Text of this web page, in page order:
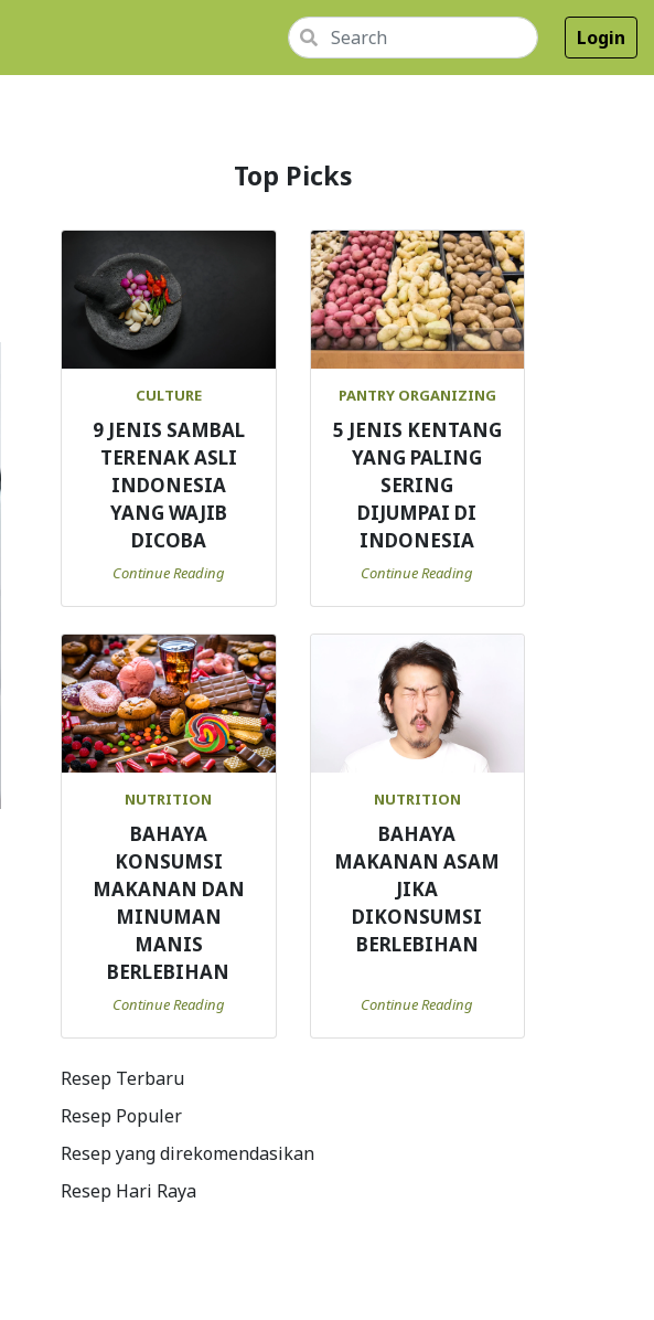
Login
Top Picks
CULTURE
9 JENIS SAMBAL
TERENAK ASLI
INDONESIA
YANG WAJIB
DICOBA
Continue Reading
PANTRY ORGANIZING
5 JENIS KENTANG
YANG PALING
SERING
DIJUMPAI DI
INDONESIA
Continue Reading
NUTRITION
BAHAYA
KONSUMSI
MAKANAN DAN
MINUMAN
MANIS
BERLEBIHAN
Continue Reading
NUTRITION
BAHAYA
MAKANAN ASAM
JIKA
DIKONSUMSI
BERLEBIHAN
Continue Reading
Resep Terbaru
Resep Populer
Resep yang direkomendasikan
Resep Hari Raya